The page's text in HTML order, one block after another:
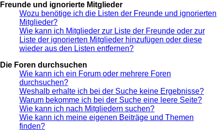
Freunde und ignorierte Mitglieder
Wozu benötige ich die Listen der Freunde und ignorierten
Mitglieder?
Wie kann ich Mitglieder zur Liste der Freunde oder zur
Liste der ignorierten Mitglieder hinzufügen oder diese
wieder aus den Listen entfernen?
Die Foren durchsuchen
Wie kann ich ein Forum oder mehrere Foren
durchsuchen?
Weshalb erhalte ich bei der Suche keine Ergebnisse?
Warum bekomme ich bei der Suche eine leere Seite?
Wie kann ich nach Mitgliedern suchen?
Wie kann ich meine eigenen Beiträge und Themen
finden?